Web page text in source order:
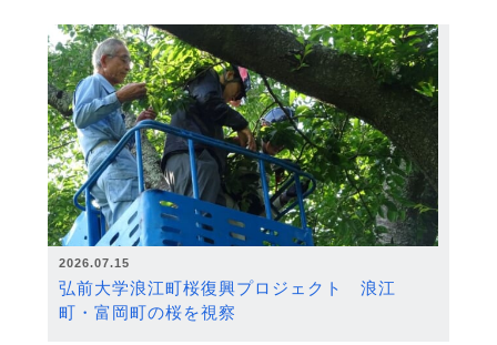
2026.07.15
弘前大学浪江町桜復興プロジェクト 浪江
町・富岡町の桜を視察